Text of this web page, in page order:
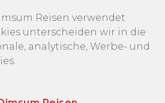
Reisen verwendet
unterscheiden wir in die
analytische, Werbe- und